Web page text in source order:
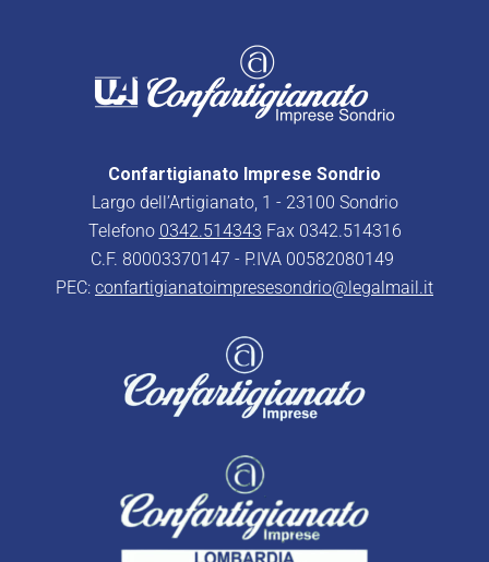
Confartigianato Imprese Sondrio
Largo dell’Artigianato, 1 - 23100 Sondrio
Telefono 0342.514343 Fax 0342.514316
C.F. 80003370147 - P.IVA 00582080149
PEC: confartigianatoimpresesondrio@legalmail.it